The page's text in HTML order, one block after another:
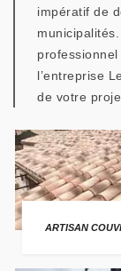
impératif de
l’entreprise
de votre
ARTISAN